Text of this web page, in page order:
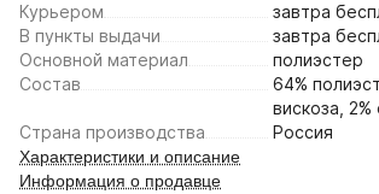
Курьером завтра
В пункты выдачи
завтра
Основной материал
полиэстер
Состав
64%
вискоза, 2%
Страна производства
Россия
Характеристики и описание
Информация о продавце